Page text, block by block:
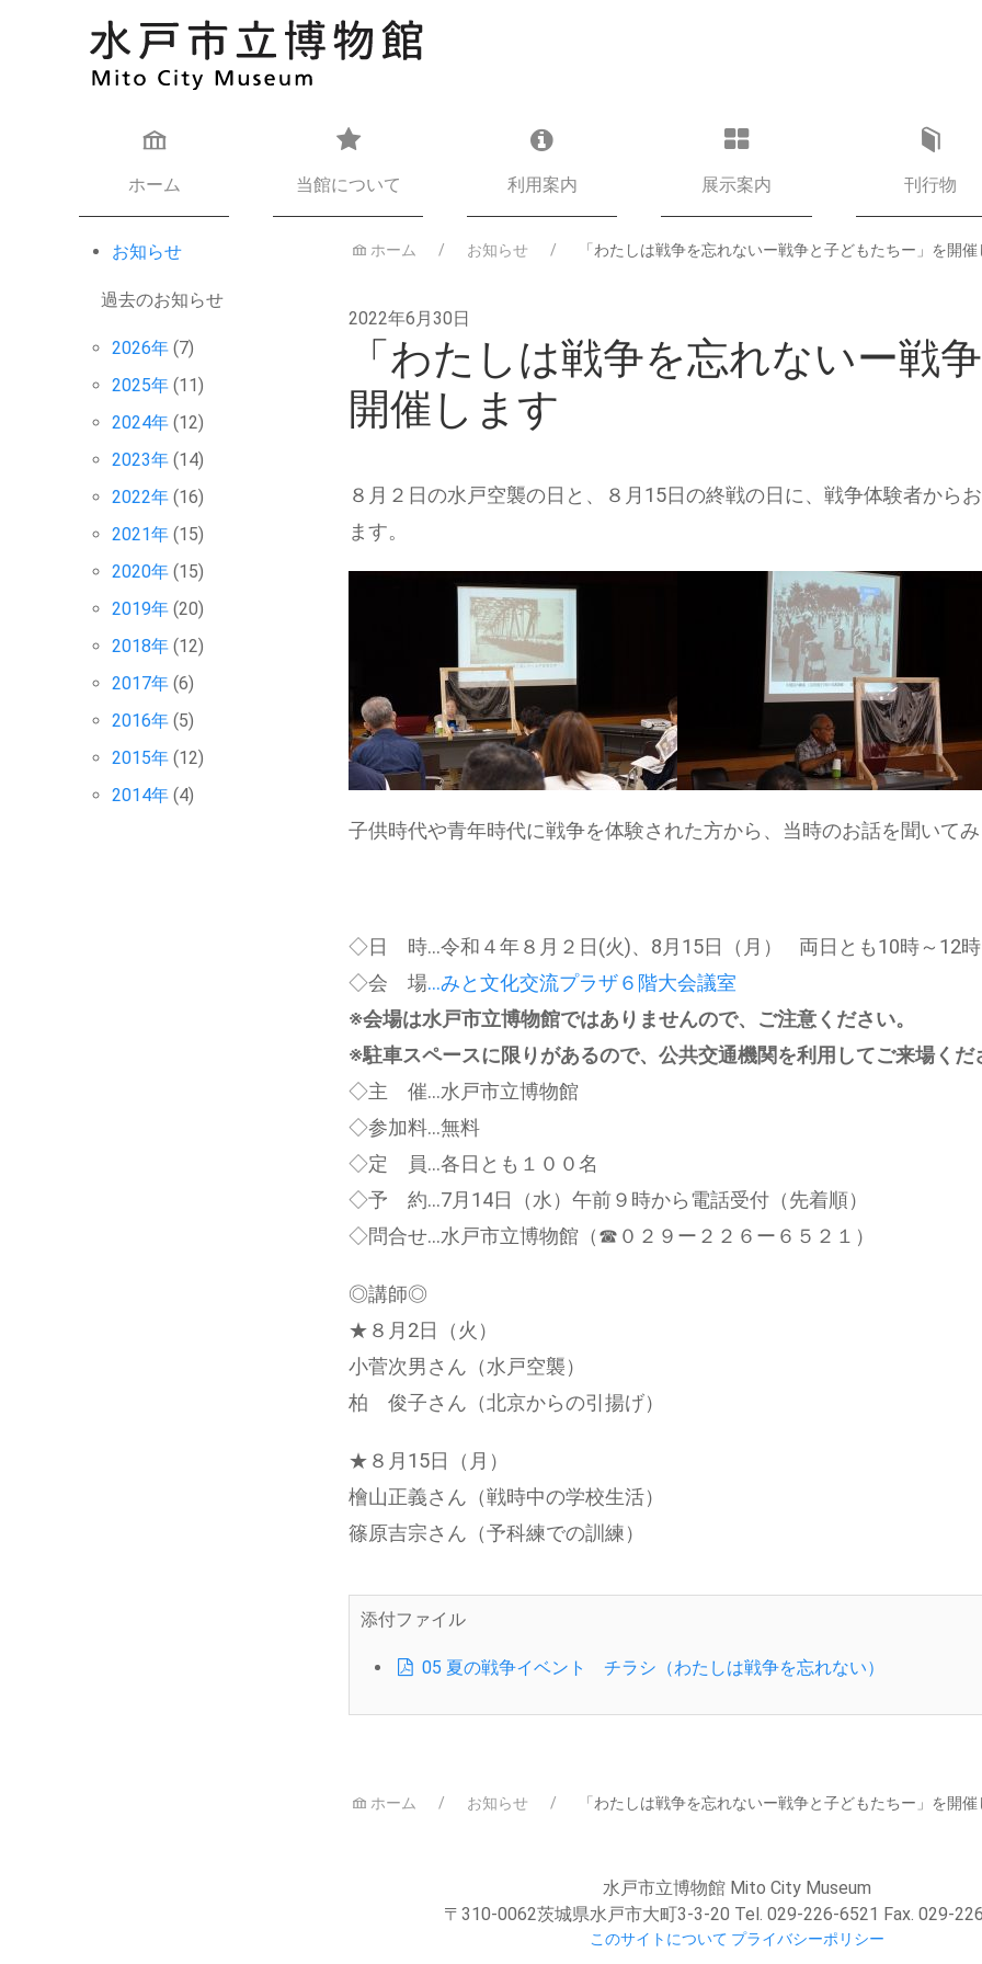
ホーム 当館について 利用案内 展示案内 刊行物
ホーム お知らせ 「わたしは戦争を忘れないー戦争と子どもたちー」を開催
2022年6月30日
「わたしは戦争を忘れないー戦
開催します
８月２日の水戸空襲の日と、８月15日の終戦の日に、戦争体験者から
ます。
子供時代や青年時代に戦争を体験された方から、当時のお話を聞いて
◇日 時…令和４年８月２日(火)、8月15日（月） 両日とも10時～12時
◇会 場…みと文化交流プラザ６階大会議室
※会場は水戸市立博物館ではありませんので、ご注意ください。
※駐車スペースに限りがあるので、公共交通機関を利用してご来場くだ
◇主 催…水戸市立博物館
◇参加料…無料
◇定 員…各日とも１００名
◇予 約…7月14日（水）午前９時から電話受付（先着順）
◇問合せ…水戸市立博物館（☎０２９ー２２６ー６５２１）
◎講師◎
★８月2日（火）
小菅次男さん（水戸空襲）
柏 俊子さん（北京からの引揚げ）
★８月15日（月）
檜山正義さん（戦時中の学校生活）
篠原吉宗さん（予科練での訓練）
添付ファイル
05 夏の戦争イベント チラシ（わたしは戦争を忘れない）
ホーム お知らせ 「わたしは戦争を忘れないー戦争と子どもたちー」を開催
お知らせ
過去のお知らせ
2026年 (7)
2025年 (11)
2024年 (12)
2023年 (14)
2022年 (16)
2021年 (15)
2020年 (15)
2019年 (20)
2018年 (12)
2017年 (6)
2016年 (5)
2015年 (12)
2014年 (4)
水戸市立博物館 Mito City Museum
〒310-0062茨城県水戸市大町3-3-20 Tel. 029-226-6521 Fax. 029-
このサイトについて プライバシーポリシー